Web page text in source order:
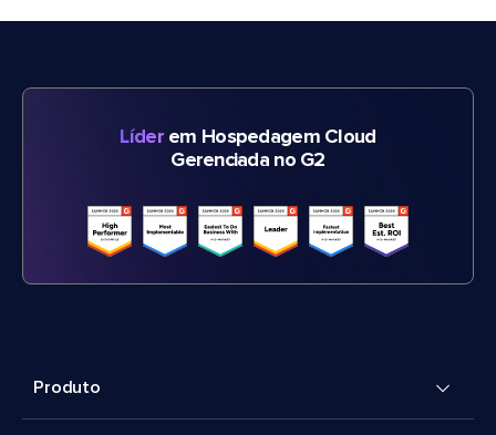
Líderem Hospedagem Cloud
Gerenciada no G2
Produto